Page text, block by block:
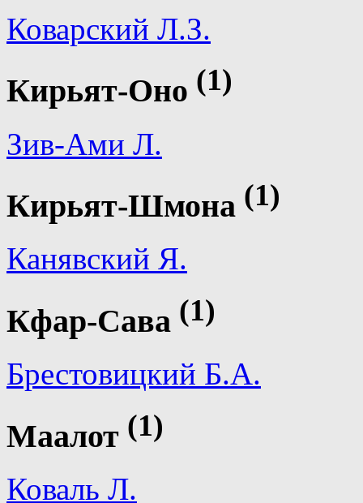
Коварский Л.З.
Кирьят-Оно (1)
Зив-Ами Л.
Кирьят-Шмона (1)
Канявский Я.
Кфар-Сава (1)
Брестовицкий Б.А.
Маалот (1)
Коваль Л.